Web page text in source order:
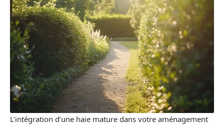
L’intégration d’une haie mature dans votre aménagement